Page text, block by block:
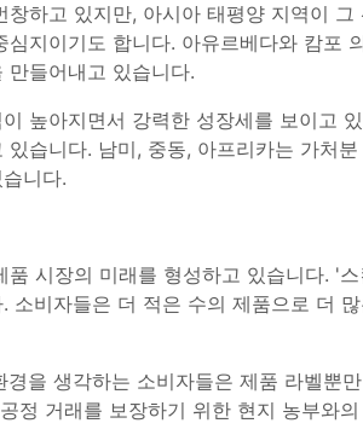
하고 있지만, 아시아 태평양 지역이
지이기도 합니다. 아유르베다와 캄
들어내고 있습니다.
높아지면서 강력한 성장세를 보이고
습니다. 남미, 중동, 아프리카는 가처
니다.
시장의 미래를 형성하고 있습니다. '
소비자들은 더 적은 수의 제품으로 더
을 생각하는 소비자들은 제품 라벨뿐
정 거래를 보장하기 위한 현지 농부와